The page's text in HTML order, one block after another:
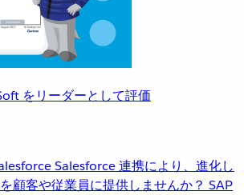
をリーダーとして評価
Salesforce 連携により、進化し
顧客や従業員に提供しませんか？ SAP